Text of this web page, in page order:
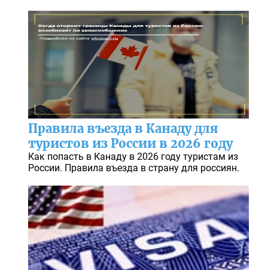
Правила въезда в Канаду для
туристов из России в 2026 году
Как попасть в Канаду в 2026 году туристам из
России. Правила въезда в страну для россиян.